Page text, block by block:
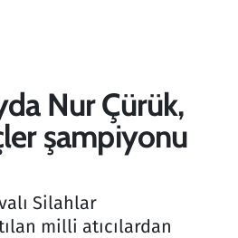
Nur Çürük,
şampiyonu
Silahlar
milli atıcılardan